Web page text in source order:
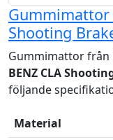
Gummimattor
Shooting
Gummimattor från
BENZ CLA
följande
Material